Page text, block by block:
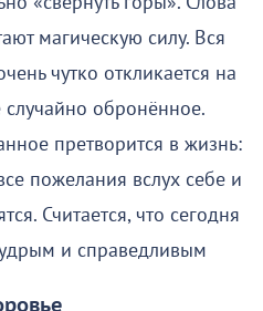
магическую силу. Вся
чутко откликается на
обронённое.
претворится в жизнь:
пожелания вслух себе и
Считается, что сегодня
и справедливым